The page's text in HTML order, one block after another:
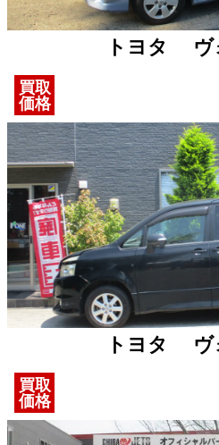
トヨタ ヴ
買取
価格
トヨタ ヴ
買取
価格